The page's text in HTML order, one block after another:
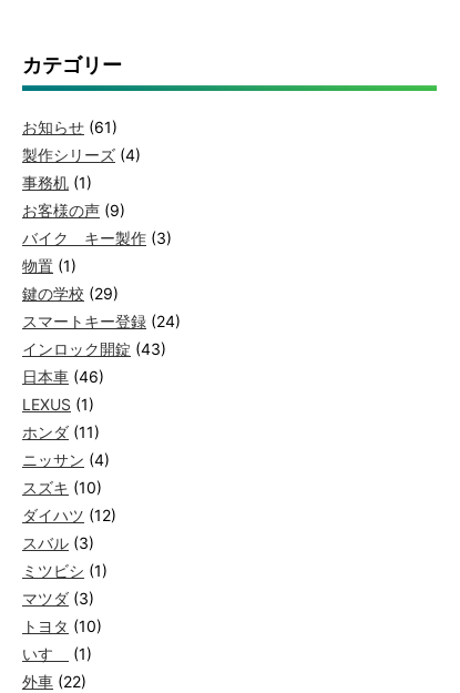
カテゴリー
お知らせ (61)
製作シリーズ (4)
事務机 (1)
お客様の声 (9)
バイク キー製作 (3)
物置 (1)
鍵の学校 (29)
スマートキー登録 (24)
インロック開錠 (43)
日本車 (46)
LEXUS (1)
ホンダ (11)
ニッサン (4)
スズキ (10)
ダイハツ (12)
スバル (3)
ミツビシ (1)
マツダ (3)
トヨタ (10)
いすゞ
(1)
外車 (22)